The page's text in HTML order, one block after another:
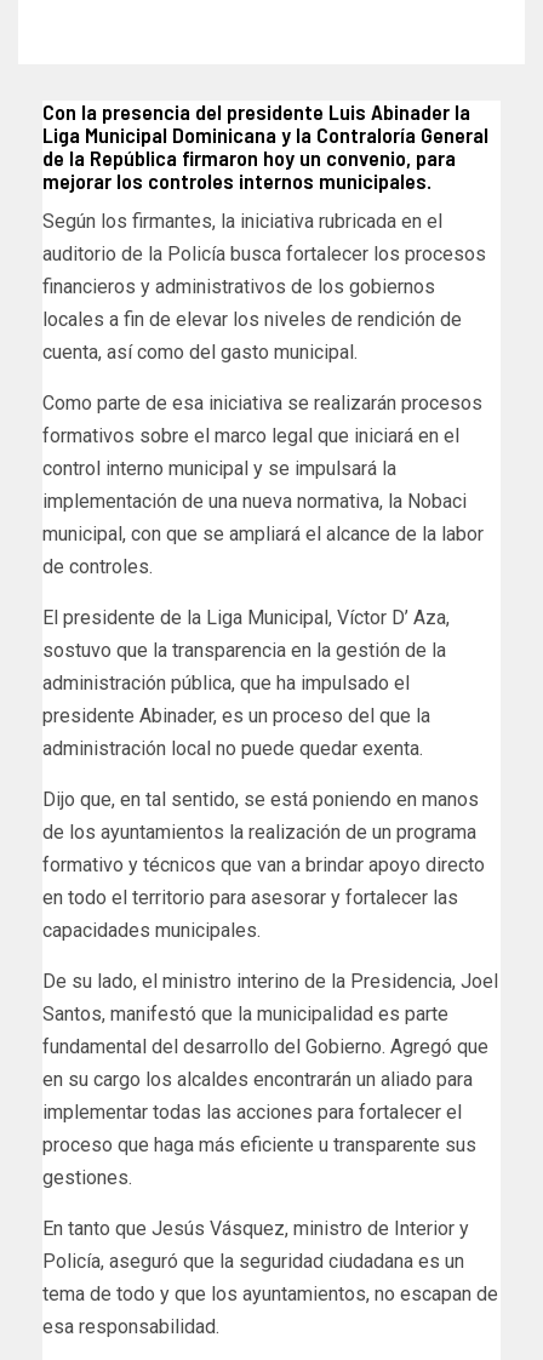
Con la presencia del presidente Luis Abinader la
Liga Municipal Dominicana y la Contraloría General
de la República firmaron hoy un convenio, para
mejorar los controles internos municipales.
Según los firmantes, la iniciativa rubricada en el
auditorio de la Policía busca fortalecer los procesos
financieros y administrativos de los gobiernos
locales a fin de elevar los niveles de rendición de
cuenta, así como del gasto municipal.
Como parte de esa iniciativa se realizarán procesos
formativos sobre el marco legal que iniciará en el
control interno municipal y se impulsará la
implementación de una nueva normativa, la Nobaci
municipal, con que se ampliará el alcance de la labor
de controles.
El presidente de la Liga Municipal, Víctor D’ Aza,
sostuvo que la transparencia en la gestión de la
administración pública, que ha impulsado el
presidente Abinader, es un proceso del que la
administración local no puede quedar exenta.
Dijo que, en tal sentido, se está poniendo en manos
de los ayuntamientos la realización de un programa
formativo y técnicos que van a brindar apoyo directo
en todo el territorio para asesorar y fortalecer las
capacidades municipales.
De su lado, el ministro interino de la Presidencia, Joel
Santos, manifestó que la municipalidad es parte
fundamental del desarrollo del Gobierno. Agregó que
en su cargo los alcaldes encontrarán un aliado para
implementar todas las acciones para fortalecer el
proceso que haga más eficiente u transparente sus
gestiones.
En tanto que Jesús Vásquez, ministro de Interior y
Policía, aseguró que la seguridad ciudadana es un
tema de todo y que los ayuntamientos, no escapan de
esa responsabilidad.